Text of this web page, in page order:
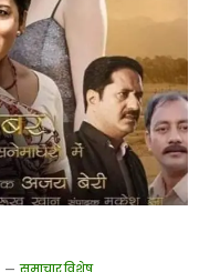
समाचार विशेष